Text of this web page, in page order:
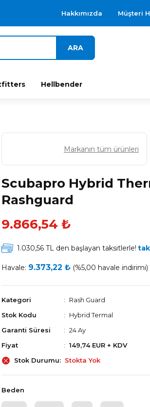
Hakkımızda Müşteri
ARA
Hellbender
Markanın tüm ürünleri
Scubapro Hybrid
Rashguard
9.866,54 ₺
1.030,56 TL den başlayan taksitlerle!
Havale: 9.373,22 ₺ (%5,00 havale indirimi)
Kategori
Rash Guard
Stok Kodu
Hybrid Termal
Garanti Süresi
24 Ay
Fiyat
149,74 EUR + KDV
Stok Durumu
Stokta Yok
Beden